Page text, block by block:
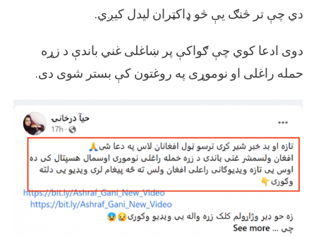
دي چې تر څنګ یې څو ډاکټران لیدل کیږي.
دوی ادعا کوي چې ګواکې پر ښاغلی غني باندې د زړه
حمله راغلی او نوموړی په روغتون کې بستر شوی دی.